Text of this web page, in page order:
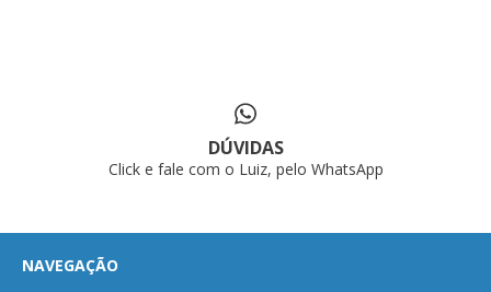
DÚVIDAS
Click e fale com o Luiz, pelo WhatsApp
NAVEGAÇÃO